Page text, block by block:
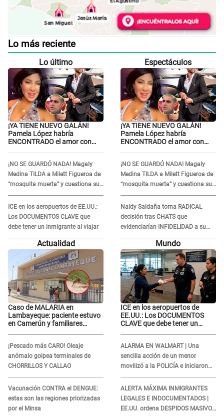
Lo más reciente
Lo último
¡YA TIENE NUEVO GALÁN!
Pamela López habría
ENCONTRADO el amor con
la ECHA en VIVO
¡NO SE GUARDÓ NADA! Magaly
Medina TILDA a Milett Figueroa de
“mosquita muerta” y cuestiona su
RECONCILIACIÓN con Marcelo
Tinelli en TV argentina
ICE en los aeropuertos de EE.UU.:
Los DOCUMENTOS CLAVE que
debe tener un inmigrante al viajar
Espectáculos
¡YA TIENE NUEVO GALÁN!
Pamela López habría
ENCONTRADO el amor con
la ECHA en VIVO
¡NO SE GUARDÓ NADA! Magaly
Medina TILDA a Milett Figueroa de
“mosquita muerta” y cuestiona su
RECONCILIACIÓN con Marcelo
Tinelli en TV argentina
Naldy Saldaña toma RADICAL
decisión tras CHATS que
evidenciarían INFIDELIDAD a su
novio con animador de 'La Bella
Luz': "Un día..."
Actualidad
Caso de MALARIA en
Lambayeque: paciente estuvo
en Camerún y familiares
¡Pescado más CARO! Oleaje
anómalo golpea terminales de
CHORRILLOS Y CALLAO
Vacunación CONTRA el DENGUE:
estas son las regiones priorizadas
por el Minsa
Mundo
ICE en los aeropuertos de
EE.UU.: Los DOCUMENTOS
CLAVE que debe tener un
ALARMA EN WALMART | Una
sencilla acción de un menor
movilizó a la POLICÍA e iniciaron
una investigación por lo hallado:
¿Qué ocurrió?
ALERTA MÁXIMA INMIGRANTES
LEGALES E INDOCUMENTADOS |
EE.UU. ordena DESPIDOS MASIVOS